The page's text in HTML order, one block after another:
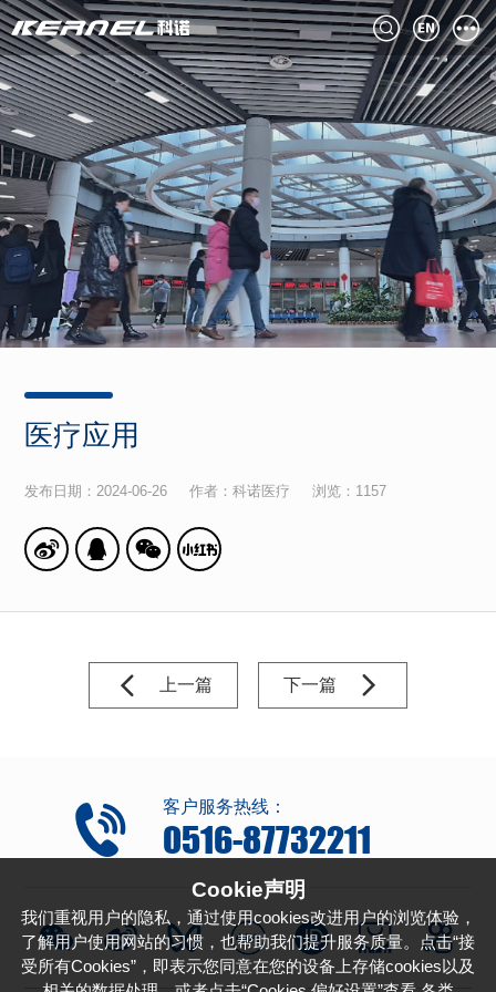
医疗应用
发布日期：2024-06-26 作者：科诺医疗 浏览： 1157
上一篇 下一篇
客户服务热线：
0516-87732211
Cookie声明
我们重视用户的隐私，通过使用cookies改进用户的浏览体验，
了解用户使用网站的习惯，也帮助我们提升服务质量。点击“接
受所有Cookies”，即表示您同意在您的设备上存储cookies以及